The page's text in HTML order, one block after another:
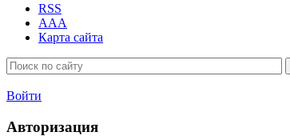
RSS
AAA
Карта сайта
Войти
Авторизация